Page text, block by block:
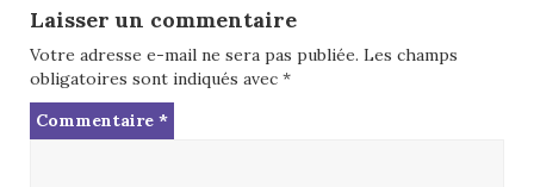
Laisser un commentaire
Votre adresse e-mail ne sera pas publiée. Les champs
obligatoires sont indiqués avec *
Commentaire *